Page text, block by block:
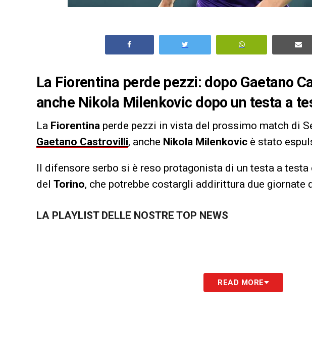
La Fiorentina perde pezzi: dopo Gaetano
anche Nikola Milenkovic dopo un testa a
La Fiorentina perde pezzi in vista del prossimo match di
Gaetano Castrovilli, anche Nikola Milenkovic è stato
Il difensore serbo si è reso protagonista di un testa a testa
del Torino, che potrebbe costargli addirittura due giornate
LA PLAYLIST DELLE NOSTRE TOP NEWS
READ MORE